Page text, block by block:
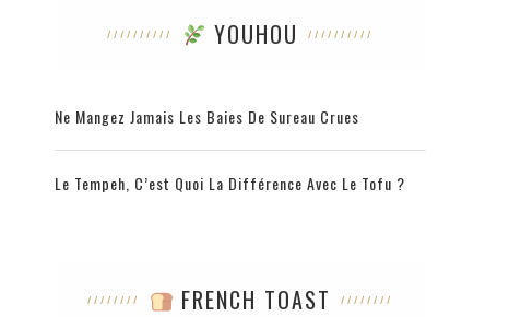
YOUHOU
Ne Mangez Jamais Les Baies De Sureau Crues
Le Tempeh, C’est Quoi La Différence Avec Le Tofu ?
FRENCH TOAST